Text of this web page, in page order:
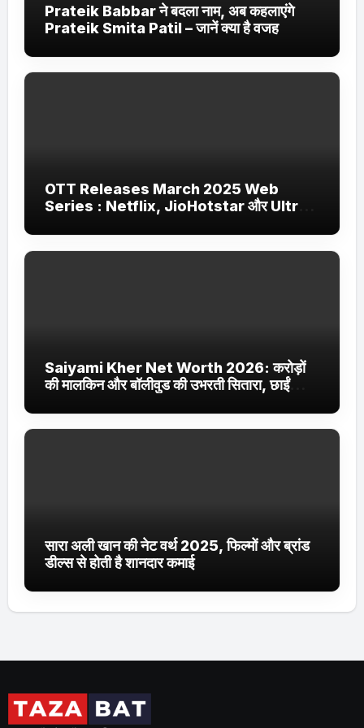
Prateik Babbar ने बदला नाम, अब कहलाएंगे
Prateik Smita Patil – जानें क्या है वजह
OTT Releases March 2025 Web
Series : Netflix, JioHotstar और Ultra
Saiyami Kher Net Worth 2026: करोड़ों
की मालकिन और बॉलीवुड की उभरती सितारा, छाईं
सारा अली खान की नेट वर्थ 2025, फिल्मों और ब्रांड
डील्स से होती है शानदार कमाई